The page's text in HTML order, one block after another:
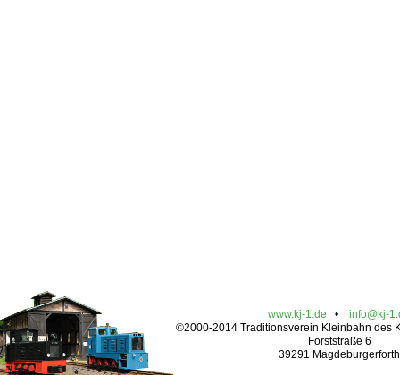
www.kj-1.de • info@kj-
©2000-2014 Traditionsverein Kleinbahn des
Forststraße 6
39291 Magdeburgerforth